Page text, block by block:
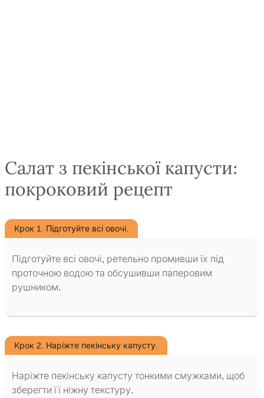
Салат з пекінської капусти:
покроковий рецепт
Крок 1. Підготуйте всі овочі.
Підготуйте всі овочі, ретельно промивши їх під
проточною водою та обсушивши паперовим
рушником.
Крок 2. Наріжте пекінську капусту.
Наріжте пекінську капусту тонкими смужками, щоб
зберегти її ніжну текстуру.